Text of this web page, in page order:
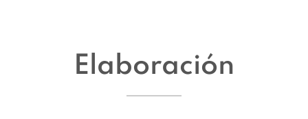
Elaboración